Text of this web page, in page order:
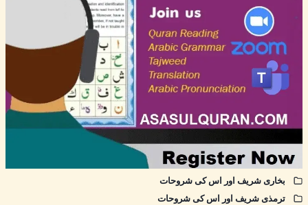
بخاری شریف اور اس کی شروحات
ترمذی شریف اور اس کی شروحات